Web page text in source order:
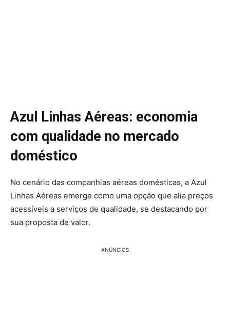
Azul Linhas Aéreas: economia
com qualidade no mercado
doméstico
No cenário das companhias aéreas domésticas, a Azul
Linhas Aéreas emerge como uma opção que alia preços
acessíveis a serviços de qualidade, se destacando por
sua proposta de valor.
ANÚNCIOS